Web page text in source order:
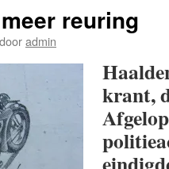
reuring
dooradmin
krant,